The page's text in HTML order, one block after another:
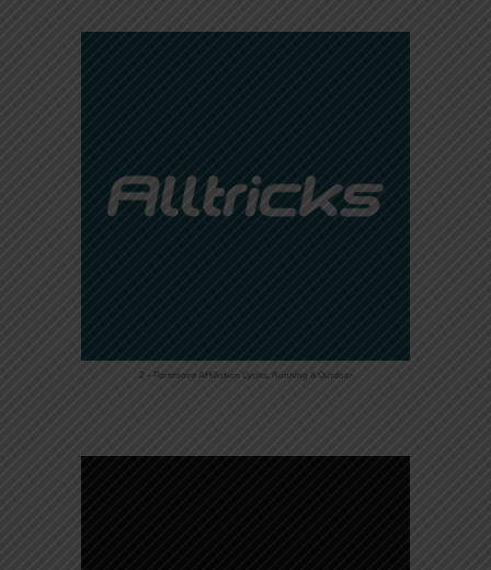
2 – Partenaire Affiliation Cycles, Running & Outdoor